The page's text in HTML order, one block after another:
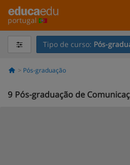
portugal
Tipo de curso: Pós-
Pós-graduação
9 Pós-graduação de